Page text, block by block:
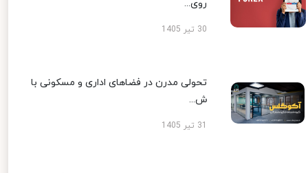
روی...
30 تیر 1405
تحولی مدرن در فضاهای اداری و مسکونی با
ش...